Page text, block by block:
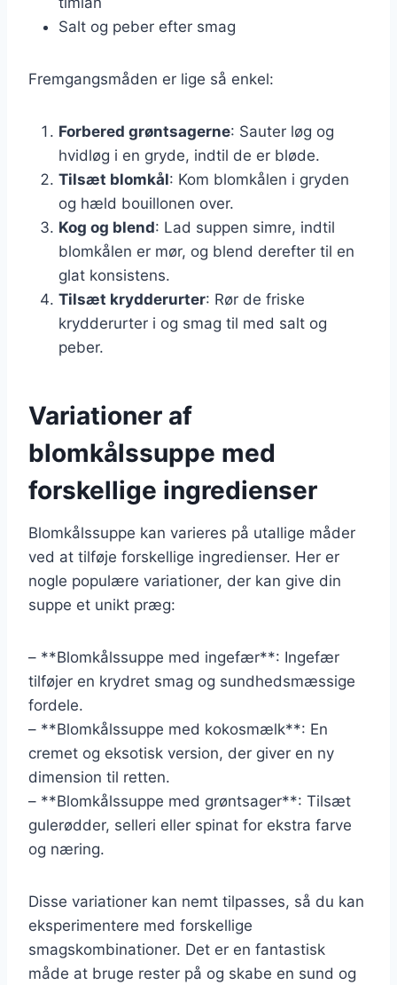
Salt og peber efter smag
Fremgangsmåden er lige så enkel:
Forbered grøntsagerne: Sauter løg og
hvidløg i en gryde, indtil de er bløde.
Tilsæt blomkål: Kom blomkålen i gryden
og hæld bouillonen over.
Kog og blend: Lad suppen simre, indtil
blomkålen er mør, og blend derefter til en
glat konsistens.
Tilsæt krydderurter: Rør de friske
krydderurter i og smag til med salt og
peber.
Variationer af
blomkålssuppe med
forskellige ingredienser
Blomkålssuppe kan varieres på utallige måder
ved at tilføje forskellige ingredienser. Her er
nogle populære variationer, der kan give din
suppe et unikt præg:
– **Blomkålssuppe med ingefær**: Ingefær
tilføjer en krydret smag og sundhedsmæssige
fordele.
– **Blomkålssuppe med kokosmælk**: En
cremet og eksotisk version, der giver en ny
dimension til retten.
– **Blomkålssuppe med grøntsager**: Tilsæt
gulerødder, selleri eller spinat for ekstra farve
og næring.
Disse variationer kan nemt tilpasses, så du kan
eksperimentere med forskellige
smagskombinationer. Det er en fantastisk
måde at bruge rester på og skabe en sund og